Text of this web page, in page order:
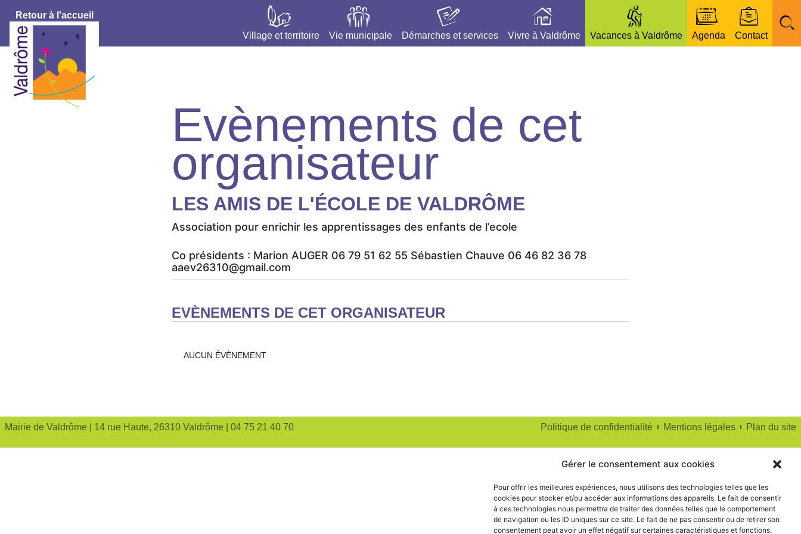
Gérer le consentement aux cookies
Pour offrir les meilleures expériences, nous utilisons des technologies telles que les
cookies pour stocker et/ou accéder aux informations des appareils. Le fait de consentir
à ces technologies nous permettra de traiter des données telles que le comportement
de navigation ou les ID uniques sur ce site. Le fait de ne pas consentir ou de retirer son
consentement peut avoir un effet négatif sur certaines caractéristiques et fonctions.
Retour à l'accueil
Village et territoire
Vie municipale Démarches et services Vivre à Valdrôme Vacances à Valdrôme Agenda Contact
Evènements de cet
organisateur
LES AMIS DE L'ÉCOLE DE VALDRÔME
Association pour enrichir les apprentissages des enfants de l’ecole
Co présidents : Marion AUGER 06 79 51 62 55 Sébastien Chauve 06 46 82 36 78
aaev26310@gmail.com
EVÈNEMENTS DE CET ORGANISATEUR
AUCUN ÉVÈNEMENT
Mairie de Valdrôme | 14 rue Haute, 26310 Valdrôme | 04 75 21 40 70 Politique de confidentialité Mentions légales Plan du site